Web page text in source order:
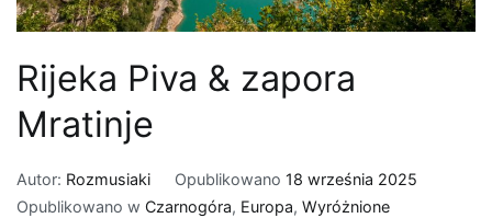
Rijeka Piva & zapora
Mratinje
Autor: Rozmusiaki Opublikowano 18 września 2025
Opublikowano w Czarnogóra, Europa, Wyróżnione